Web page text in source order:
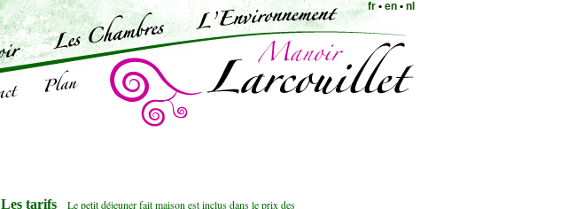
fr • en • nl
Les tarifs Le petit déjeuner fait maison est inclus dans le prix des